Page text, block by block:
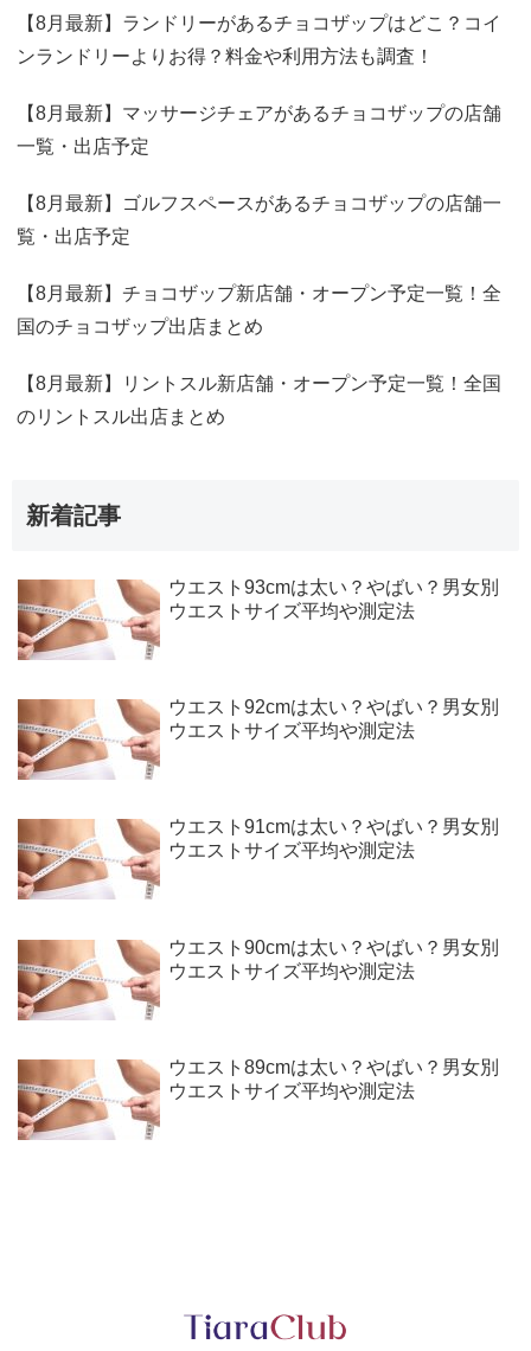
【8月最新】ランドリーがあるチョコザップはどこ？コイ
ンランドリーよりお得？料金や利用方法も調査！
【8月最新】マッサージチェアがあるチョコザップの店舗
一覧・出店予定
【8月最新】ゴルフスペースがあるチョコザップの店舗一
覧・出店予定
【8月最新】チョコザップ新店舗・オープン予定一覧！全
国のチョコザップ出店まとめ
【8月最新】リントスル新店舗・オープン予定一覧！全国
のリントスル出店まとめ
新着記事
ウエスト93cmは太い？やばい？男女別
ウエストサイズ平均や測定法
ウエスト92cmは太い？やばい？男女別
ウエストサイズ平均や測定法
ウエスト91cmは太い？やばい？男女別
ウエストサイズ平均や測定法
ウエスト90cmは太い？やばい？男女別
ウエストサイズ平均や測定法
ウエスト89cmは太い？やばい？男女別
ウエストサイズ平均や測定法